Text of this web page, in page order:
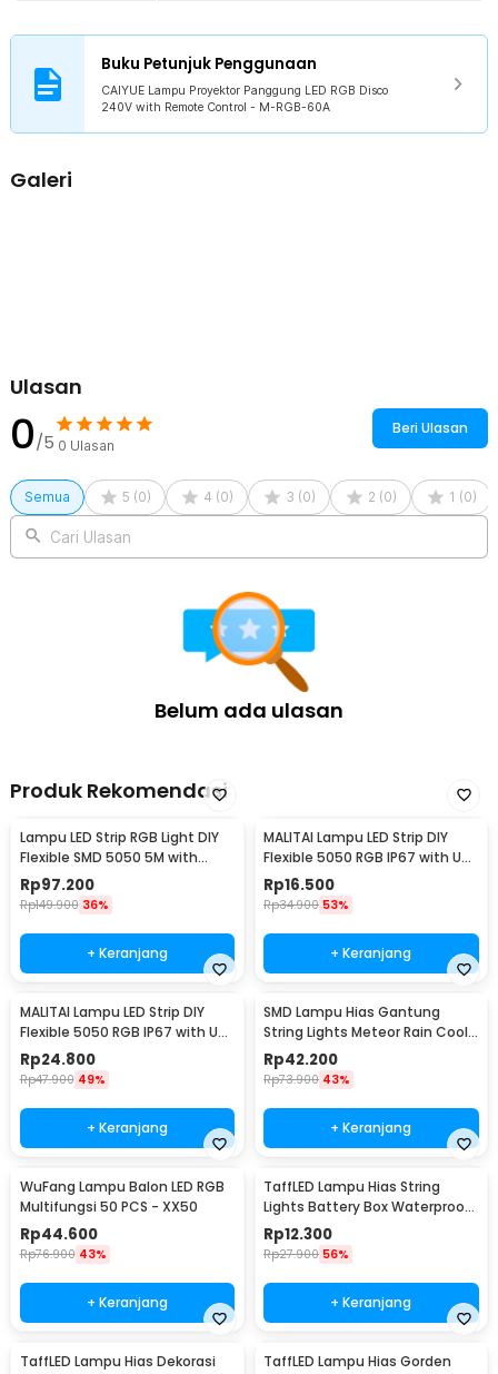
M-RGB-60A
1 x Remot Kontrol
1 x Baterai Remot CR2032
1 x Adaptor Daya EU Plug
Buku Petunjuk Penggunaan
CAIYUE Lampu Proyektor Panggung LED RGB Disco
240V with Remote Control - M-RGB-60A
Galeri
Ulasan
0/5 0 Ulasan
Beri Ulasan
Semua 5 (0) 4 (0) 3 (0) 2 (0) 1 (0)
Cari Ulasan
Belum ada ulasan
Produk Rekomendasi
Lampu LED Strip RGB Light DIY
Flexible SMD 5050 5M with
Remote
Rp97.200
Rp149.900 36%
+ Keranjang
MALITAI Lampu LED Strip DIY
Flexible 5050 RGB IP67 with USB
Controller 1M - SMD2835
Rp16.500
Rp34.900 53%
+ Keranjang
MALITAI Lampu LED Strip DIY
Flexible 5050 RGB IP67 with USB
Controller 2M - SMD2835
Rp24.800
Rp47.900 49%
+ Keranjang
SMD Lampu Hias Gantung
String Lights Meteor Rain Cool
White 30cm 8 PCS
Rp42.200
Rp73.900 43%
+ Keranjang
WuFang Lampu Balon LED RGB
Multifungsi 50 PCS - XX50
Rp44.600
Rp76.900 43%
+ Keranjang
TaffLED Lampu Hias String
Lights Battery Box Waterproof
50 LED 5M - G5
Rp12.300
Rp27.900 56%
+ Keranjang
TaffLED Lampu Hias Dekorasi
TaffLED Lampu Hias Gorden